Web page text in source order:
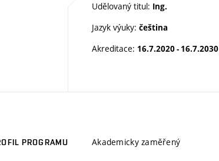
Udělovaný titul: Ing.
Jazyk výuky: čeština
Akreditace: 16.7.2020 - 16.7.2030
PROGRAMU Akademicky zaměřený